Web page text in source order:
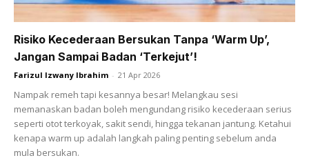
Risiko Kecederaan Bersukan Tanpa ‘Warm Up’,
Jangan Sampai Badan ‘Terkejut’!
Farizul Izwany Ibrahim - 21 Apr 2026
Nampak remeh tapi kesannya besar! Melangkau sesi
memanaskan badan boleh mengundang risiko kecederaan serius
seperti otot terkoyak, sakit sendi, hingga tekanan jantung. Ketahui
kenapa warm up adalah langkah paling penting sebelum anda
mula bersukan.